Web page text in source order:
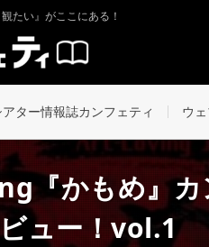
たい』がここにある！
アター情報誌カンフェティ ウ
『かもめ』カ
ュー！vol.1